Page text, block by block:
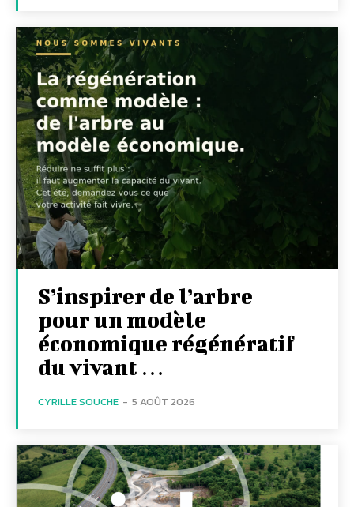
S’inspirer de l’arbre
pour un modèle
économique régénératif
du vivant …
CYRILLE SOUCHE - 5 AOÛT 2026